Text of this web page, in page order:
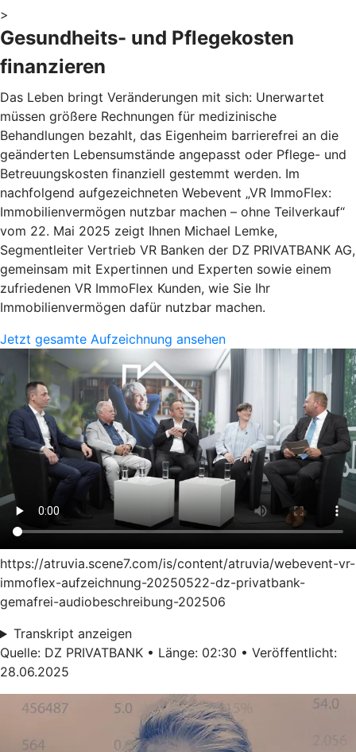
>
Gesundheits- und Pflegekosten
finanzieren
Das Leben bringt Veränderungen mit sich: Unerwartet
müssen größere Rechnungen für medizinische
Behandlungen bezahlt, das Eigenheim barrierefrei an die
geänderten Lebensumstände angepasst oder Pflege- und
Betreuungskosten finanziell gestemmt werden. Im
nachfolgend aufgezeichneten Webevent „VR ImmoFlex:
Immobilienvermögen nutzbar machen – ohne Teilverkauf“
vom 22. Mai 2025 zeigt Ihnen Michael Lemke,
Segmentleiter Vertrieb VR Banken der DZ PRIVATBANK AG,
gemeinsam mit Expertinnen und Experten sowie einem
zufriedenen VR ImmoFlex Kunden, wie Sie Ihr
Immobilienvermögen dafür nutzbar machen.
Jetzt gesamte Aufzeichnung ansehen
https://atruvia.scene7.com/is/content/atruvia/webevent-vr-
immoflex-aufzeichnung-20250522-dz-privatbank-
gemafrei-audiobeschreibung-202506
Transkript anzeigen
Quelle: DZ PRIVATBANK • Länge: 02:30 • Veröffentlicht:
28.06.2025